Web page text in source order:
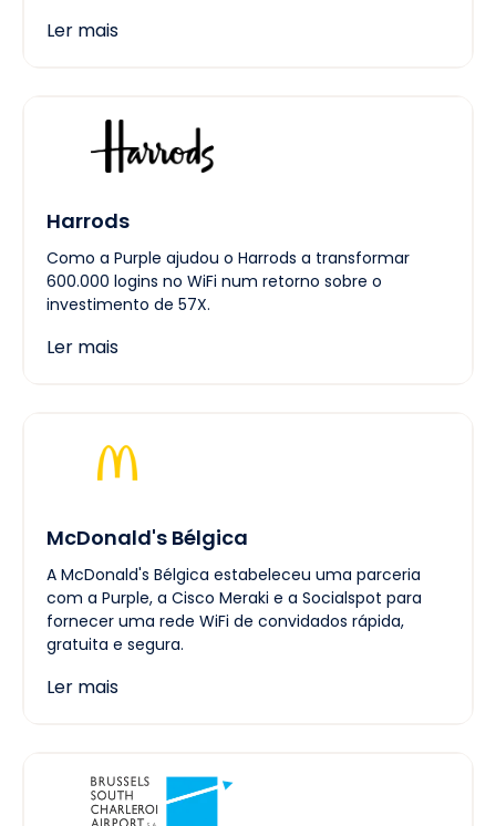
Ler mais
Harrods
Como a Purple ajudou o Harrods a transformar
600.000 logins no WiFi num retorno sobre o
investimento de 57X.
Ler mais
McDonald's Bélgica
A McDonald's Bélgica estabeleceu uma parceria
com a Purple, a Cisco Meraki e a Socialspot para
fornecer uma rede WiFi de convidados rápida,
gratuita e segura.
Ler mais